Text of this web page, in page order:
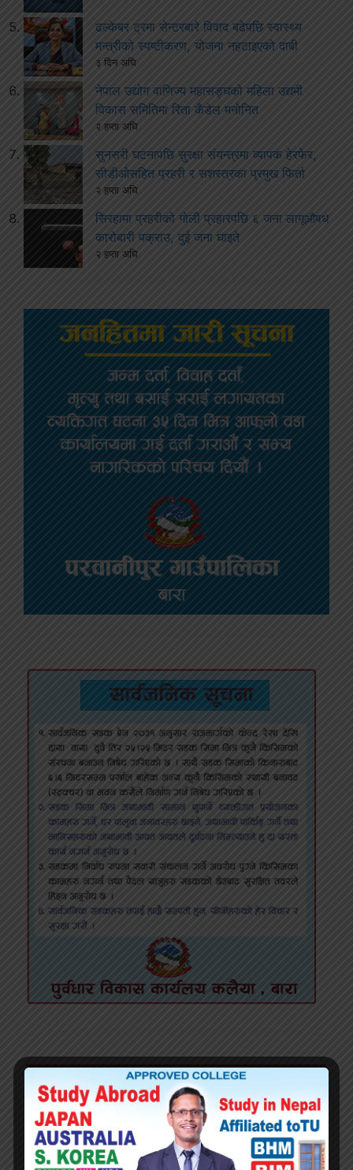
ढल्केबर ट्रमा सेन्टरबारे विवाद बढेपछि स्वास्थ्य
मन्त्रीको स्पष्टीकरण, योजना नहटाइएको दाबी
३ दिन अघि
नेपाल उद्योग वाणिज्य महासङ्घको महिला उद्यमी
विकास समितिमा रिता कँडेल मनोनित
२ हप्ता अघि
सुनसरी घटनापछि सुरक्षा संयन्त्रमा व्यापक हेरफेर,
सीडीओसहित प्रहरी र सशस्त्रका प्रमुख फिर्ता
२ हप्ता अघि
सिरहामा प्रहरीको गोली प्रहारपछि ६ जना लागूऔषध
कारोबारी पक्राउ, दुई जना घाइते
२ हप्ता अघि